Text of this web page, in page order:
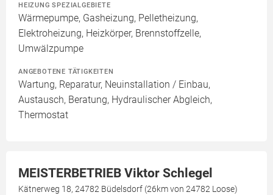
HEIZUNG SPEZIALGEBIETE
Wärmepumpe, Gasheizung, Pelletheizung,
Elektroheizung, Heizkörper, Brennstoffzelle,
Umwälzpumpe
ANGEBOTENE TÄTIGKEITEN
Wartung, Reparatur, Neuinstallation / Einbau,
Austausch, Beratung, Hydraulischer Abgleich,
Thermostat
MEISTERBETRIEB Viktor Schlegel
Kätnerweg 18, 24782 Büdelsdorf (26km von 24782 Loose)